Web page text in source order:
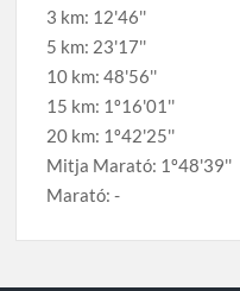
3 km: 12'46''
5 km: 23'17''
10 km: 48'56''
15 km: 1º16'01''
20 km: 1º42'25''
Mitja Marató: 1º48'39''
Marató: -